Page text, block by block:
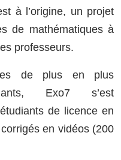
à l’origine, un projet
de mathématiques à
professeurs.
de plus en plus
Exo7 s’est
de licence en
en vidéos (200